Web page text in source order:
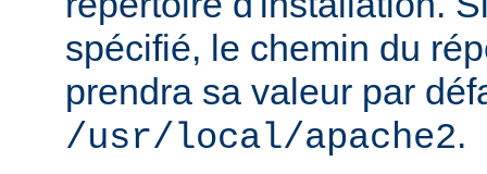
spécifié, le chemin du
prendra sa valeur par
/usr/local/apache2.